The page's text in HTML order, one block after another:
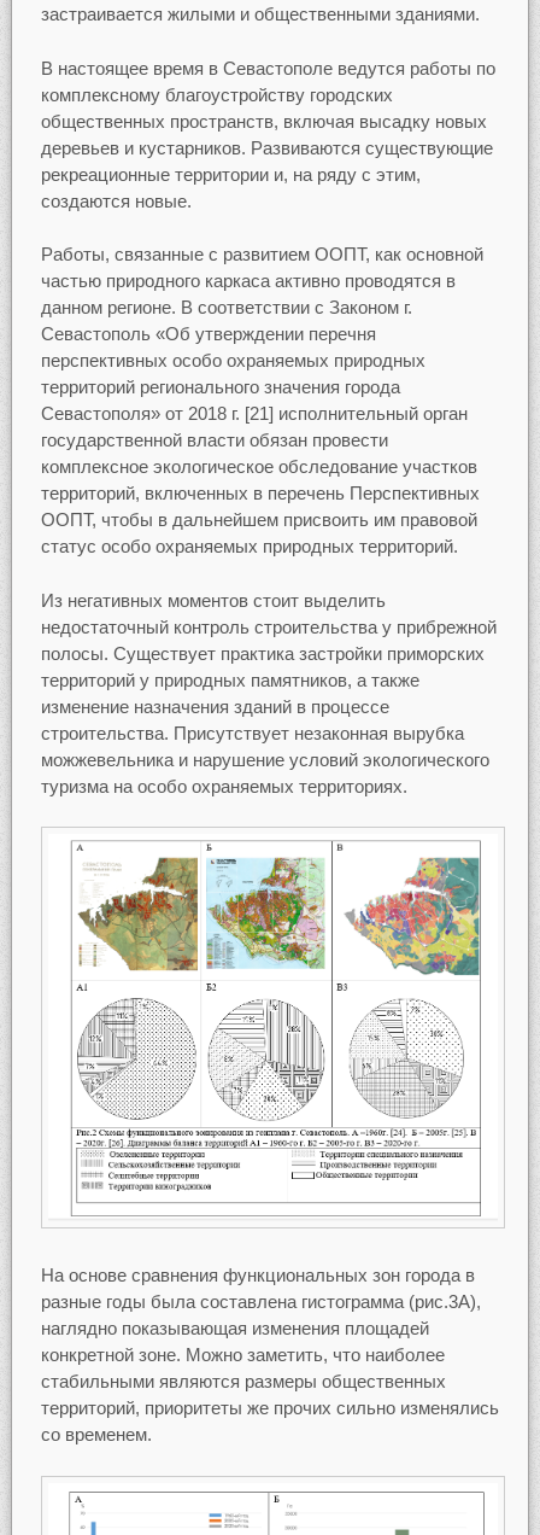
застраивается жилыми и общественными зданиями.
В настоящее время в Севастополе ведутся работы по
комплексному благоустройству городских
общественных пространств, включая высадку новых
деревьев и кустарников. Развиваются существующие
рекреационные территории и, на ряду с этим,
создаются новые.
Работы, связанные с развитием ООПТ, как основной
частью природного каркаса активно проводятся в
данном регионе. В соответствии с Законом г.
Севастополь «Об утверждении перечня
перспективных особо охраняемых природных
территорий регионального значения города
Севастополя» от 2018 г. [21] исполнительный орган
государственной власти обязан провести
комплексное экологическое обследование участков
территорий, включенных в перечень Перспективных
ООПТ, чтобы в дальнейшем присвоить им правовой
статус особо охраняемых природных территорий.
Из негативных моментов стоит выделить
недостаточный контроль строительства у прибрежной
полосы. Существует практика застройки приморских
территорий у природных памятников, а также
изменение назначения зданий в процессе
строительства. Присутствует незаконная вырубка
можжевельника и нарушение условий экологического
туризма на особо охраняемых территориях.
На основе сравнения функциональных зон города в
разные годы была составлена гистограмма (рис.3А),
наглядно показывающая изменения площадей
конкретной зоне. Можно заметить, что наиболее
стабильными являются размеры общественных
территорий, приоритеты же прочих сильно изменялись
со временем.